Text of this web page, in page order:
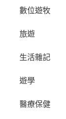
數位遊牧
旅遊
生活雜記
遊學
醫療保健